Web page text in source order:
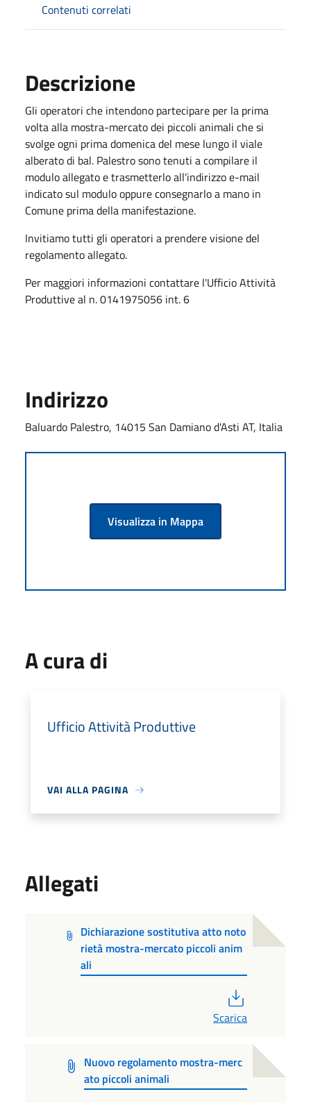
Contenuti correlati
Descrizione
Gli operatori che intendono partecipare per la prima
volta alla mostra-mercato dei piccoli animali che si
svolge ogni prima domenica del mese lungo il viale
alberato di bal. Palestro sono tenuti a compilare il
modulo allegato e trasmetterlo all'indirizzo e-mail
indicato sul modulo oppure consegnarlo a mano in
Comune prima della manifestazione.
Invitiamo tutti gli operatori a prendere visione del
regolamento allegato.
Per maggiori informazioni contattare l'Ufficio Attività
Produttive al n. 0141975056 int. 6
Indirizzo
Baluardo Palestro, 14015 San Damiano d'Asti AT, Italia
Visualizza in Mappa
A cura di
Ufficio Attività Produttive
VAI ALLA PAGINA
Allegati
Dichiarazione sostitutiva atto noto
rietà mostra-mercato piccoli anim
ali
Scarica
Nuovo regolamento mostra-merc
ato piccoli animali